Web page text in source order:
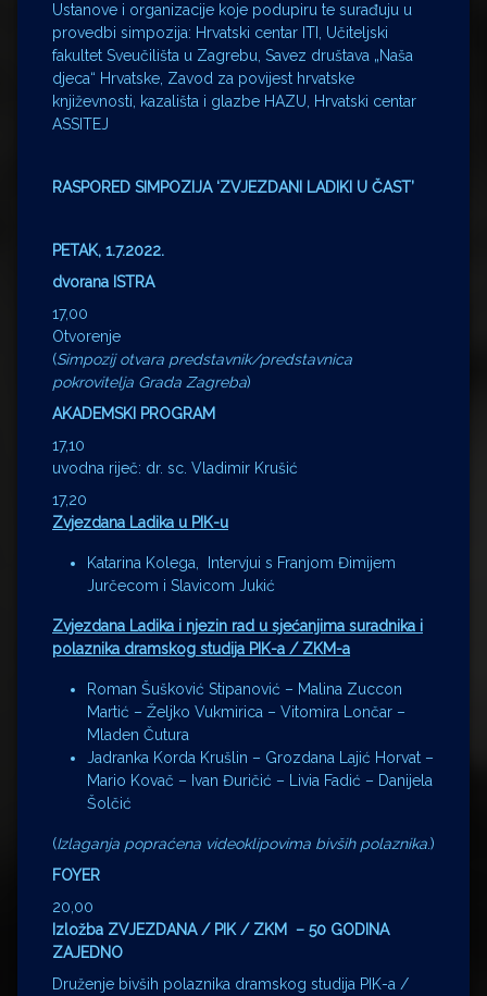
Ustanove i organizacije koje podupiru te surađuju u
provedbi simpozija: Hrvatski centar ITI, Učiteljski
fakultet Sveučilišta u Zagrebu, Savez društava „Naša
djeca“ Hrvatske, Zavod za povijest hrvatske
književnosti, kazališta i glazbe HAZU, Hrvatski centar
ASSITEJ
RASPORED SIMPOZIJA ‘ZVJEZDANI LADIKI U ČAST’
PETAK, 1.7.2022.
dvorana ISTRA
17,00
Otvorenje
(Simpozij otvara predstavnik/predstavnica
pokrovitelja Grada Zagreba)
AKADEMSKI PROGRAM
17,10
uvodna riječ: dr. sc. Vladimir Krušić
17,20
Zvjezdana Ladika u PIK-u
Katarina Kolega, Intervjui s Franjom Đimijem
Jurčecom i Slavicom Jukić
Zvjezdana Ladika i njezin rad u sjećanjima suradnika i
polaznika dramskog studija PIK-a / ZKM-a
Roman Šušković Stipanović – Malina Zuccon
Martić – Željko Vukmirica – Vitomira Lončar –
Mladen Čutura
Jadranka Korda Krušlin – Grozdana Lajić Horvat –
Mario Kovač – Ivan Đuričić – Livia Fadić – Danijela
Šolčić
(Izlaganja popraćena videoklipovima bivših polaznika.)
FOYER
20,00
Izložba ZVJEZDANA / PIK / ZKM – 50 GODINA
ZAJEDNO
Druženje bivših polaznika dramskog studija PIK-a /